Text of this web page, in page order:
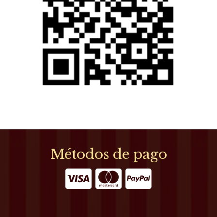
Métodos de pago